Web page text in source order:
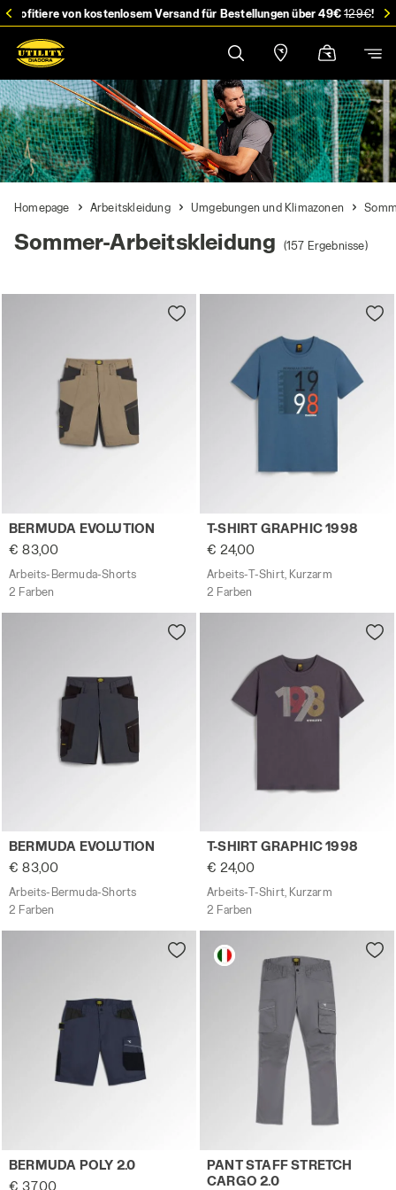
Profitiere von kostenlosem Versand für Bestellungen über 49€129€!
Homepage Arbeitskleidung Umgebungen und Klimazonen
Sommer-Arbeitskleidung (157 Ergebnisse)
Arbeits-Bermuda-Shorts BERMUDA EVOLUTION
BERMUDA EVOLUTION
€ 83,00
Arbeits-Bermuda-Shorts
2 Farben
Arbeits-T-Shirt, Kurzarm T-
T-SHIRT GRAPHIC 1998
€ 24,00
Arbeits-T-Shirt, Kurzarm
2 Farben
Arbeits-Bermuda-Shorts BERMUDA EVOLUTION NEUN
BERMUDA EVOLUTION
€ 83,00
Arbeits-Bermuda-Shorts
2 Farben
Arbeits-T-Shirt, Kurzarm T-
T-SHIRT GRAPHIC 1998
€ 24,00
Arbeits-T-Shirt, Kurzarm
2 Farben
Bermudashorts aus elastischem Poly-Cotton BERMUDA
BERMUDA POLY 2.0
€ 37,00
Arbeitshose PANT STAFF
PANT STAFF STRETCH
CARGO 2.0